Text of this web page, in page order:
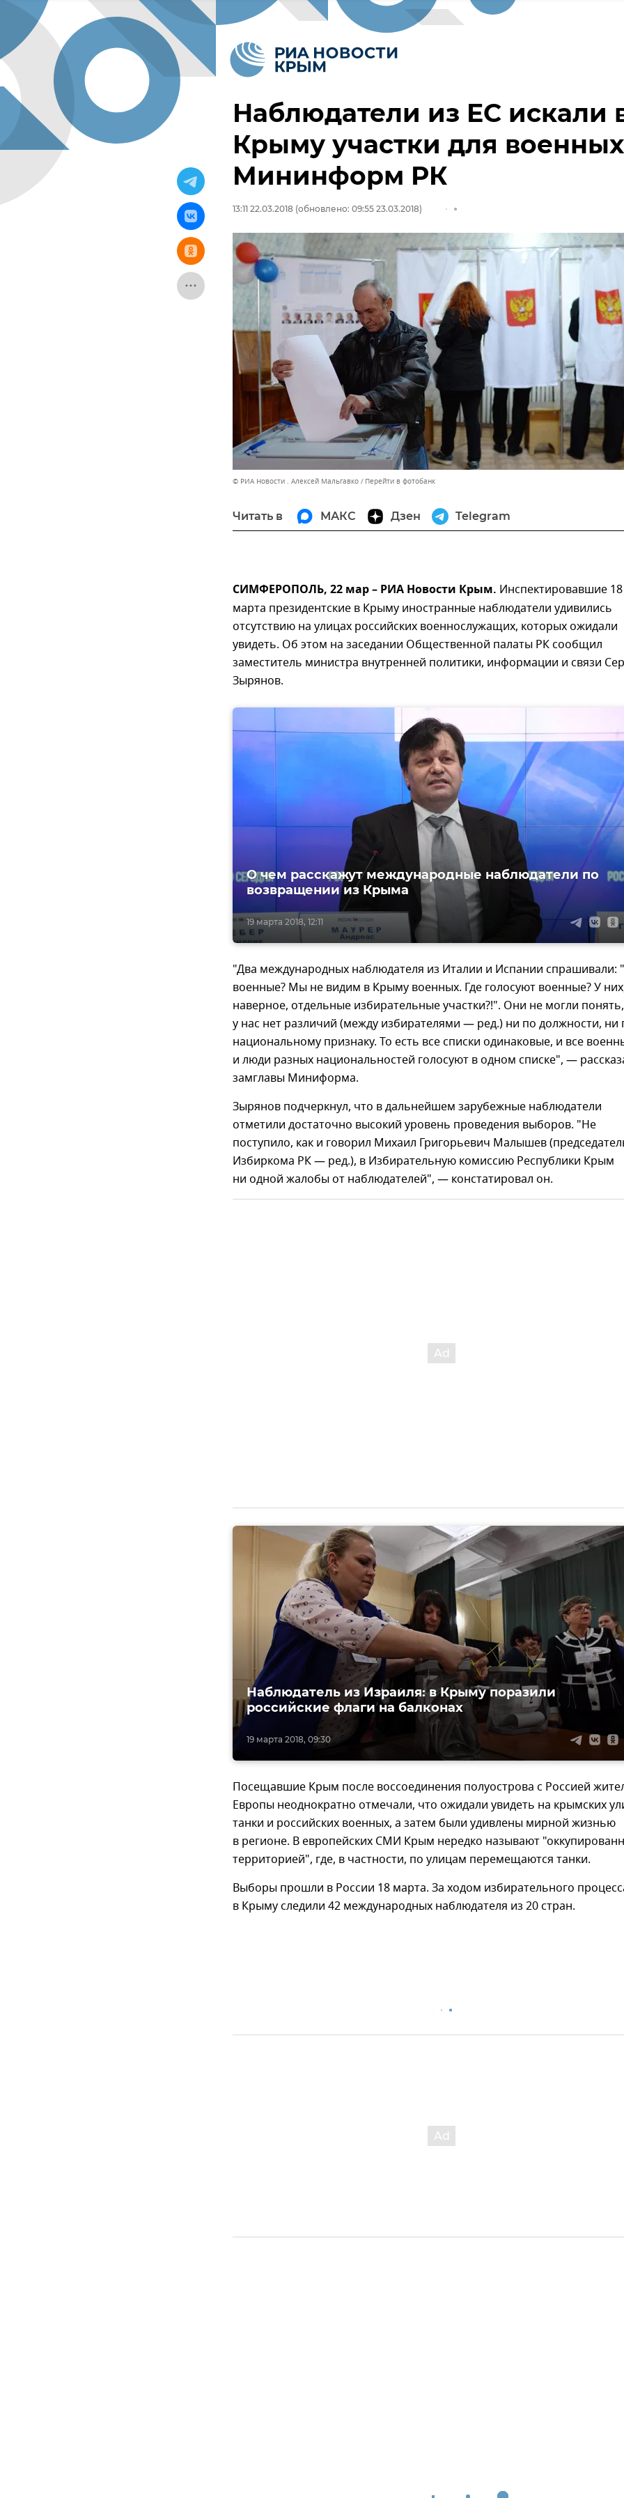
Наблюдатели из ЕС искали
Крыму участки для
Мининформ РК
13:11 22.03.2018 (обновлено: 09:55 23.03.2018)
© РИА Новости . Алексей Мальгавко Перейти в фотобанк
Читать в МАКС Дзен Telegram
СИМФЕРОПОЛЬ, 22 мар – РИА Новости Крым. Инспектировавшие 18
марта президентские в Крыму иностранные наблюдатели удивились
отсутствию на улицах российских военнослужащих, которых ожидали
увидеть. Об этом на заседании Общественной палаты РК сообщил
заместитель министра внутренней политики, информации и связи
Зырянов.
19 марта 2018, 12:11
О чем расскажут международные наблюдатели по
возвращении из Крыма
"Два международных наблюдателя из Италии и Испании спрашивали:
военные? Мы не видим в Крыму военных. Где голосуют военные? У
наверное, отдельные избирательные участки?!". Они не могли
у нас нет различий (между избирателями — ред.) ни по должности, ни
национальному признаку. То есть все списки одинаковые, и все
и люди разных национальностей голосуют в одном списке", —
замглавы Миниформа.
Зырянов подчеркнул, что в дальнейшем зарубежные наблюдатели
отметили достаточно высокий уровень проведения выборов. "Не
поступило, как и говорил Михаил Григорьевич Малышев
Избиркома РК — ред.), в Избирательную комиссию Республики Крым
ни одной жалобы от наблюдателей", — констатировал он.
19 марта 2018, 09:30
Наблюдатель из Израиля: в Крыму поразили
российские флаги на балконах
Посещавшие Крым после воссоединения полуострова с Россией
Европы неоднократно отмечали, что ожидали увидеть на крымских
танки и российских военных, а затем были удивлены мирной жизнью
в регионе. В европейских СМИ Крым нередко называют
территорией", где, в частности, по улицам перемещаются танки.
Выборы прошли в России 18 марта. За ходом избирательного
в Крыму следили 42 международных наблюдателя из 20 стран.